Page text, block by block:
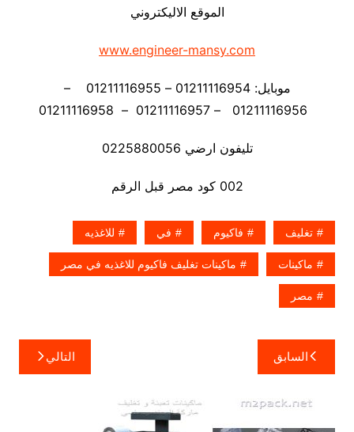
الموقع الاليكتروني
www.engineer-mansy.com
موبايل: 01211116954 – 01211116955 –
تليفون ارضي 0225880056
002 كود مصر قبل الرقم
تغليف فاكيوم في للاغذيه
ماكينات ماكينات تغليف فاكيوم للاغذيه في مصر
مصر
تصفّح
المقالات
السابق التالي